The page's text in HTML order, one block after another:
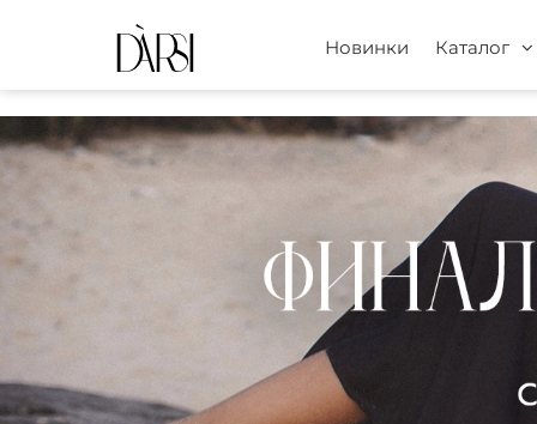
Новинки Каталог